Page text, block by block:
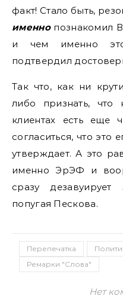
факт! Стало быть,
именнопознакомил
и чем именно
подтвердил
Так что, как ни
либо признать,
клиентах есть еще
согласиться, что
утверждает. А это
именно ЭрЭФ и
сразу дезавуирует
попугая Пескова.
Перепечатка
Ремарки "Слова"
Нет